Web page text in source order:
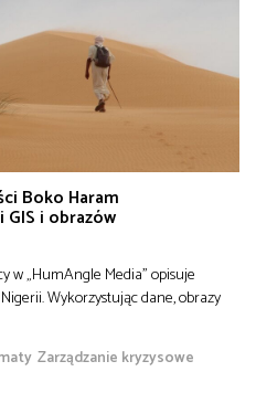
Boko Haram
i obrazów
w „HumAngle Media” opisuje
Wykorzystując dane, obrazy
Zarządzanie kryzysowe